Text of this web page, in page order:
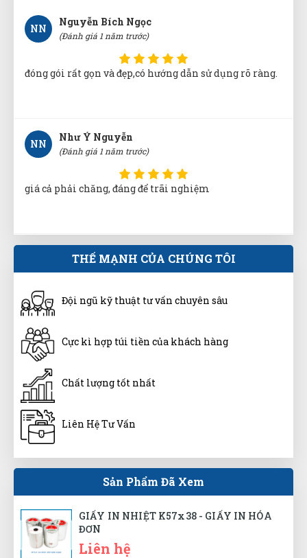
NN
Như Ý Nguyễn
(Đánh giá 1 năm trước)
LN
Lại Thị Nhàn
(Đánh giá 1 năm trước)
Địa điểm dễ tìm xem cái là đến trải nghiệm được luôn
TH
Tô Hóa
Sản phẩm đúng đẹp và chất lượng
XH
(Đánh giá 1 năm trước)
TT
Thanh Tâm
(Đánh giá 1 năm trước)
THẾ MẠNH CỦA CHÚNG TÔI
Đội ngũ kỹ thuật tư vấn chuyên sâu
Cực kì hợp túi tiền của khách hàng
Chất lượng tốt nhất
Liên Hệ Tư Vấn
Sản Phẩm Đã Xem
GIẤY IN NHIỆT K57x38 - GIẤY IN HÓA
ĐƠN
Liên hệ